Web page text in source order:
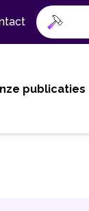
publicaties